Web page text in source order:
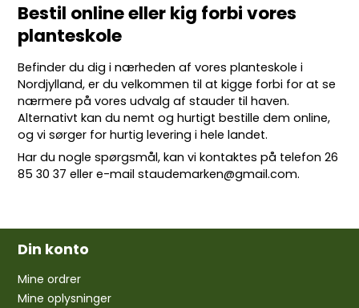
Bestil online eller kig forbi vores
planteskole
Befinder du dig i nærheden af vores planteskole i
Nordjylland, er du velkommen til at kigge forbi for at se
nærmere på vores udvalg af stauder til haven.
Alternativt kan du nemt og hurtigt bestille dem online,
og vi sørger for hurtig levering i hele landet.
Har du nogle spørgsmål, kan vi kontaktes på telefon26
85 30 37 eller e-mailstaudemarken@gmail.com.
Din konto
Mine ordrer
Mine oplysninger